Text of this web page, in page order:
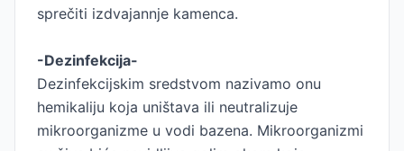
sprečiti izdvajannje kamenca.
-Dezinfekcija-
Dezinfekcijskim sredstvom nazivamo onu
hemikaliju koja uništava ili neutralizuje
mikroorganizme u vodi bazena. Mikroorganizmi